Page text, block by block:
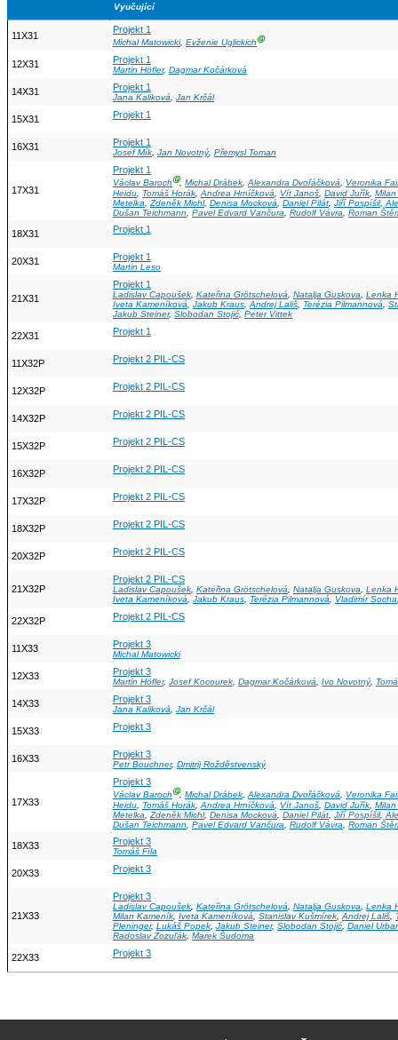
Vyučující
11X31
Projekt 1
Michal Matowicki, Evženie UglickichⒼ
12X31 Projekt 1
Martin Höfler, Dagmar Kočárková
14X31 Projekt 1
Jana Kaliková, Jan Krčál
15X31 Projekt 1
16X31 Projekt 1
Josef Mík, Jan Novotný, Přemysl Toman
17X31
Projekt 1
Václav BarochⒼ, Michal Drábek,Alexandra Dvořáčková, Veronika
Heidu
Tomáš Horák Andrea Hrníčková Vít Janoš David Juřík
Metelka
Zdeněk Michl, Denisa Mocková Daniel Pilát Jiří Pospíšil,
Dušan Teichmann
Pavel Edvard Vančura Rudolf Vávra Roman
18X31 Projekt 1
20X31 Projekt 1
Martin Leso
21X31
Projekt 1
Ladislav Capoušek, Kateřina Grötschelová, Natalja Guskova, Lenka
Iveta Kameníková, Jakub Kraus,Andrej Lališ, Terézia Pilmannová,
Jakub Steiner, Slobodan Stojić, Peter Vittek
22X31 Projekt 1
11X32P Projekt 2 PIL-CS
12X32P Projekt 2 PIL-CS
14X32P Projekt 2 PIL-CS
15X32P Projekt 2 PIL-CS
16X32P Projekt 2 PIL-CS
17X32P Projekt 2 PIL-CS
18X32P Projekt 2 PIL-CS
20X32P Projekt 2 PIL-CS
21X32P
Projekt 2 PIL-CS
Ladislav Capoušek, Kateřina Grötschelová, Natalja Guskova, Lenka
Iveta Kameníková, Jakub Kraus, Terézia Pilmannová, Vladimír Socha
22X32P Projekt 2 PIL-CS
11X33 Projekt 3
Michal Matowicki
12X33 Projekt 3
Martin Höfler, Josef Kocourek, Dagmar Kočárková, Ivo Novotný,
14X33 Projekt 3
Jana Kaliková, Jan Krčál
15X33 Projekt 3
16X33 Projekt 3
Petr Bouchner, Dmitrij Rožděstvenský
17X33
Projekt 3
Václav BarochⒼ, Michal Drábek,Alexandra Dvořáčková, Veronika
Heidu
Tomáš Horák Andrea Hrníčková Vít Janoš David Juřík
Metelka
Zdeněk Michl, Denisa Mocková Daniel Pilát Jiří Pospíšil,
Dušan Teichmann
Pavel Edvard Vančura Rudolf Vávra Roman
18X33 Projekt 3
Tomáš Fíla
20X33 Projekt 3
21X33
Projekt 3
Ladislav Capoušek, Kateřina Grötschelová, Natalja Guskova, Lenka
Milan Kameník, Iveta Kameníková, Stanislav Kušmírek,Andrej Lališ,
Pleninger, Lukáš Popek, Jakub Steiner, Slobodan Stojić, Daniel
Radoslav Zozuľák, Marek Šudoma
22X33 Projekt 3